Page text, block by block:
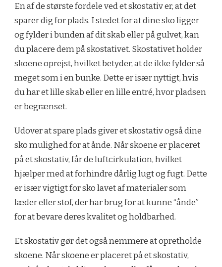
En af de største fordele ved et skostativ er, at det
sparer dig for plads. I stedet for at dine sko ligger
og fylder i bunden af dit skab eller på gulvet, kan
du placere dem på skostativet. Skostativet holder
skoene oprejst, hvilket betyder, at de ikke fylder så
meget som i en bunke. Dette er især nyttigt, hvis
du har et lille skab eller en lille entré, hvor pladsen
er begrænset.
Udover at spare plads giver et skostativ også dine
sko mulighed for at ånde. Når skoene er placeret
på et skostativ, får de luftcirkulation, hvilket
hjælper med at forhindre dårlig lugt og fugt. Dette
er især vigtigt for sko lavet af materialer som
læder eller stof, der har brug for at kunne “ånde”
for at bevare deres kvalitet og holdbarhed.
Et skostativ gør det også nemmere at opretholde
skoene. Når skoene er placeret på et skostativ,